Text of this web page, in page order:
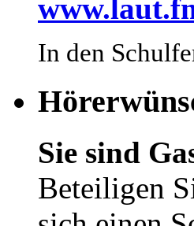
In den
Sie sind
Beteiligen